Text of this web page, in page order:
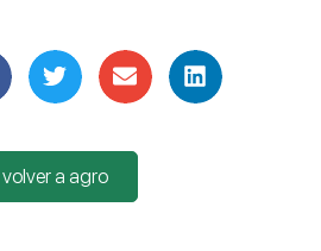
volver a agro